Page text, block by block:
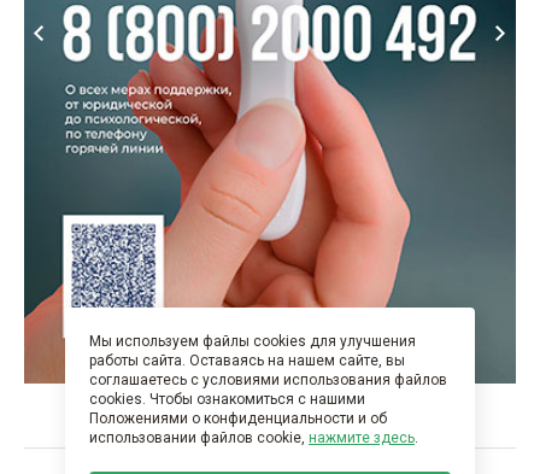
Мы используем файлы cookies для улучшения
работы сайта. Оставаясь на нашем сайте, вы
соглашаетесь с условиями использования файлов
cookies. Чтобы ознакомиться с нашими
Положениями о конфиденциальности и об
использовании файлов cookie, нажмите здесь.